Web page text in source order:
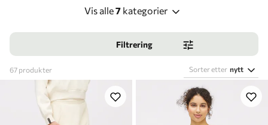
Vis alle7kategorier
Filtrering
67 produkter Sorter etter nytt